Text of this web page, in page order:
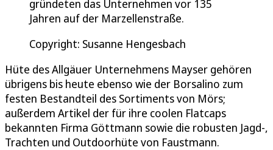
gründeten das Unternehmen vor 135
Jahren auf der Marzellenstraße.
Copyright: Susanne Hengesbach
Hüte des Allgäuer Unternehmens Mayser gehören
übrigens bis heute ebenso wie der Borsalino zum
festen Bestandteil des Sortiments von Mörs;
außerdem Artikel der für ihre coolen Flatcaps
bekannten Firma Göttmann sowie die robusten Jagd-,
Trachten und Outdoorhüte von Faustmann.